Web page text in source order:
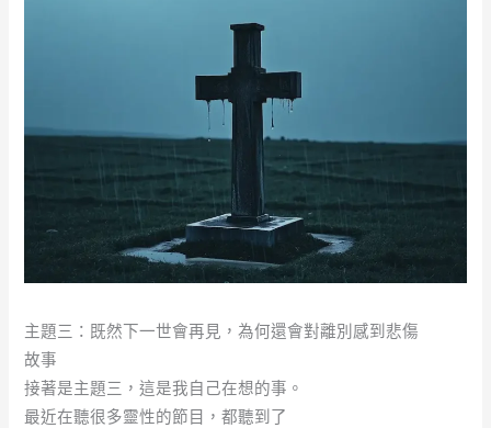
主題三：既然下一世會再見，為何還會對離別感到悲傷
故事
接著是主題三，這是我自己在想的事。
最近在聽很多靈性的節目，都聽到了